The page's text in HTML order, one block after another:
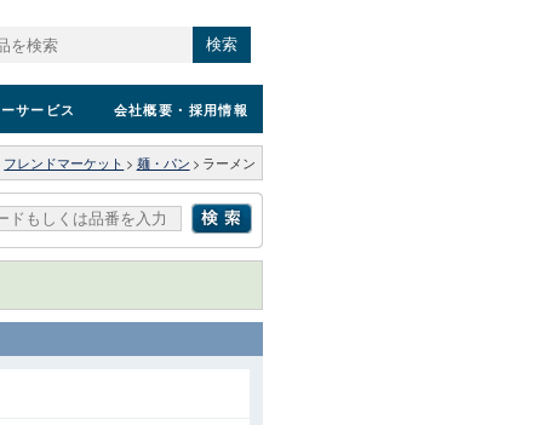
検索
サービス 会社概要 ・採用情報
フレンドマーケット > 麺・パン > ラーメン